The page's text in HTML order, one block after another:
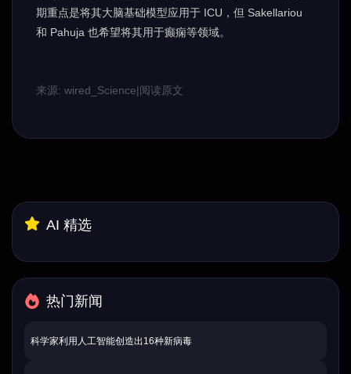
期重点是将其大脑基础模型应用于 ICU，但 Sakellariou
和 Pahuja 也希望将其用于癫痫等领域。
来源: wired_Science|阅读原文
AI 精选
热门新闻
科学家利用人工智能创造出16种新病毒